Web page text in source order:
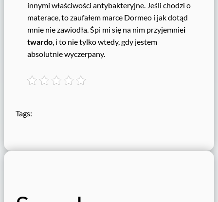
innymi właściwości antybakteryjne. Jeśli chodzi o
materace, to zaufałem marce Dormeo i jak dotąd
mnie nie zawiodła. Śpi mi się na nim przyjemniei
twardo, i to nie tylko wtedy, gdy jestem
absolutnie wyczerpany.
Tags: